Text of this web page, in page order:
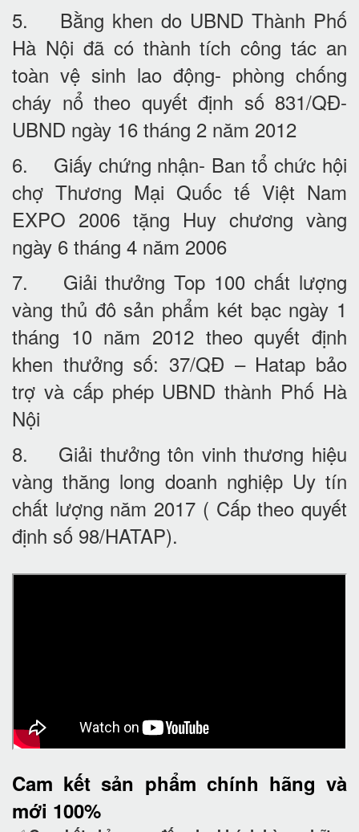
5. Bằng khen do UBND Thành Phố
Hà Nội đã có thành tích công tác an
toàn vệ sinh lao động- phòng chống
cháy nổ theo quyết định số 831/QĐ-
UBND ngày 16 tháng 2 năm 2012
6. Giấy chứng nhận- Ban tổ chức hội
chợ Thương Mại Quốc tế Việt Nam
EXPO 2006 tặng Huy chương vàng
ngày 6 tháng 4 năm 2006
7. Giải thưởng Top 100 chất lượng
vàng thủ đô sản phẩm két bạc ngày 1
tháng 10 năm 2012 theo quyết định
khen thưởng số: 37/QĐ – Hatap bảo
trợ và cấp phép UBND thành Phố Hà
Nội
8. Giải thưởng tôn vinh thương hiệu
vàng thăng long doanh nghiệp Uy tín
chất lượng năm 2017 ( Cấp theo quyết
định số 98/HATAP).
Cam kết sản phẩm chính hãng và
mới 100%